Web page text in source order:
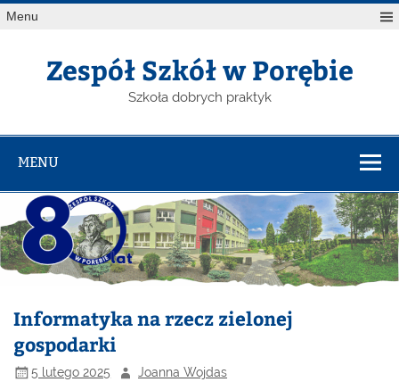
Menu
Zespół Szkół w Porębie
Szkoła dobrych praktyk
MENU
Informatyka na rzecz zielonej
gospodarki
5 lutego 2025 Joanna Wojdas